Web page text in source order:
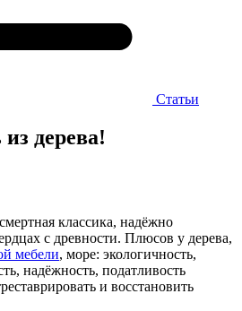
Статьи
дерева!
классика, надёжно
с древности. Плюсов у дерева,
мебели, море: экологичность,
надёжность, податливость
и восстановить